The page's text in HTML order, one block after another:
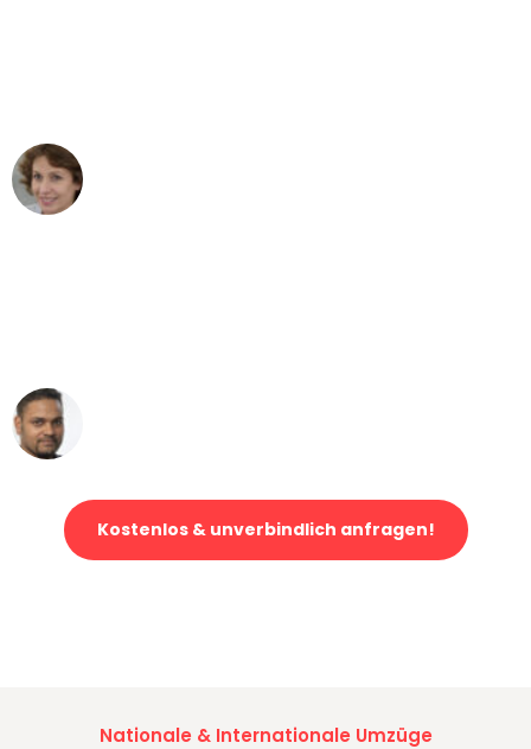
Kostenlos & unverbindlich anfragen!
Nationale & Internationale Umzüge